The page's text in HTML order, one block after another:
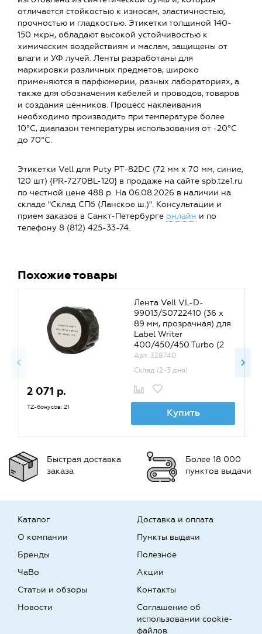
отличается стойкостью к износам, эластичностью,
прочностью и гладкостью. Этикетки толщиной 140-
150 мкрн, обладают высокой устойчивостью к
химическим воздействиям и маслам, защищены от
влаги и УФ лучей. Ленты разработаны для
маркировки различных предметов, широко
применяются в парфюмерии, разных лабораториях, а
также для обозначения кабелей и проводов, товаров
и создания ценников. Процесс наклеивания
необходимо производить при температуре более
10°C, диапазон температуры использования от -20°C
до 70°C.
Этикетки Vell для Puty PT-82DC (72 мм х 70 мм, синие,
120 шт) {PR-7270BL-120} в продаже на сайте spb.tze1.ru
по честной цене 488 р. На 06.08.2026 в наличии на
складе "Склад СПб (Ланское ш.)". Консультации и
прием заказов в Санкт-Петербурге онлайн и по
телефону 8 (812) 425-33-74.
Похожие товары
Лента Vell VL-D-
99013/S0722410 (36 х
89 мм, прозрачная) для
Label Writer
400/450/450 Turbo (2
рулона по 260 шт.)
Арт. 328740
Склад (2-3 дня)
2 071 р.
TZ-бонусов: 21 Купить
Быстрая доставка
заказа
Более 18 000
пунктов выдачи
Каталог
О компании
Бренды
Доставка и оплата
Пункты выдачи
Полезное
ЧаВо
Статьи и обзоры
Новости
Акции
Контакты
Соглашение об
использовании cookie-
файлов